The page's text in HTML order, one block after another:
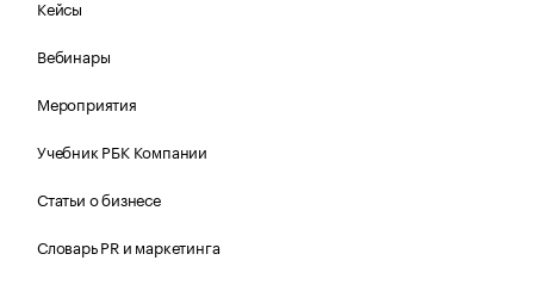
Кейсы
Вебинары
Мероприятия
Учебник РБК Компании
Статьи о бизнесе
Словарь PR и маркетинга